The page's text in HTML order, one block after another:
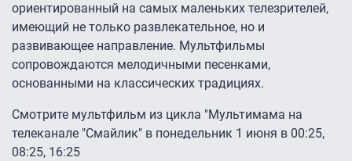
ориентированный на самых маленьких телезрителей,
имеющий не только развлекательное, но и
развивающее направление. Мультфильмы
сопровождаются мелодичными песенками,
основанными на классических традициях.
Смотрите мультфильм из цикла "Мультимама на
телеканале "Смайлик" в понедельник 1 июня в 00:25,
08:25, 16:25